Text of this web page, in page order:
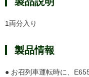
1両分入り
製品情報
● お召列車運転時に、